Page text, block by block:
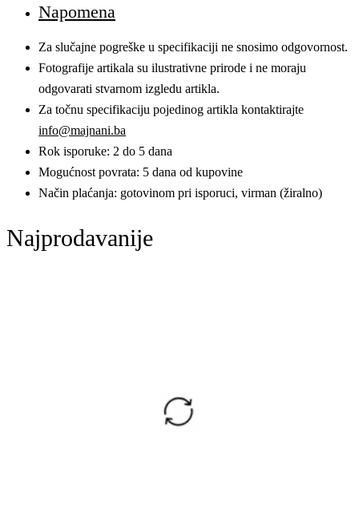
Napomena
Za slučajne pogreške u specifikaciji ne snosimo odgovornost.
Fotografije artikala su ilustrativne prirode i ne moraju
odgovarati stvarnom izgledu artikla.
Za točnu specifikaciju pojedinog artikla kontaktirajte
info@majnani.ba
Rok isporuke: 2 do 5 dana
Mogućnost povrata: 5 dana od kupovine
Način plaćanja: gotovinom pri isporuci, virman (žiralno)
Najprodavanije